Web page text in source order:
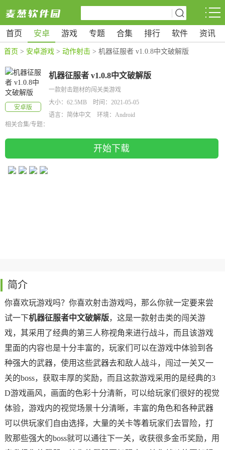
首页 安卓 游戏 专题 合集 排行 软件 资讯
首页 > 安卓游戏 > 动作射击 > 机器征服者 v1.0.8中文破解版
安卓版
机器征服者 v1.0.8中文破解版
一款射击题材的闯关类游戏
大小：62.5MB 时间：2021-05-05
语言：简体中文 环境：Android
相关合集/专题：
开始下载
简介
你喜欢玩游戏吗？你喜欢射击游戏吗，那么你就一定要来尝
试一下机器征服者中文破解版，这是一款射击类的闯关游
戏，其采用了经典的第三人称视角来进行战斗，而且该游戏
里面的内容也是十分丰富的，玩家们可以在游戏中体验到各
种强大的武器，使用这些武器去和敌人战斗，闯过一关又一
关的boss，获取丰厚的奖励，而且这款游戏采用的是经典的3
D游戏画风，画面的色彩十分清新，可以给玩家们很好的视觉
体验，游戏内的视觉场景十分清晰，丰富的角色和各种武器
可以供玩家们自由选择，大量的关卡等着玩家们去冒险，打
败那些强大的boss就可以通往下一关，收获很多金币奖励，用